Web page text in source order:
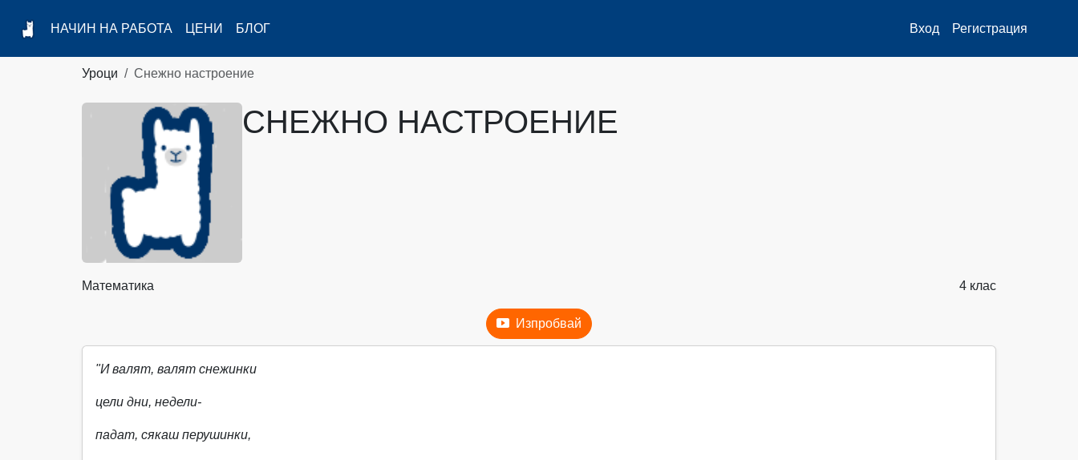
НАЧИН НА РАБОТА ЦЕНИ БЛОГ Вход Регистрация
Уроци Снежно настроение
СНЕЖНО НАСТРОЕНИЕ
Математика 4 клас
Изпробвай
"И валят, валят снежинки
цели дни, недели-
падат, сякаш перушинки,